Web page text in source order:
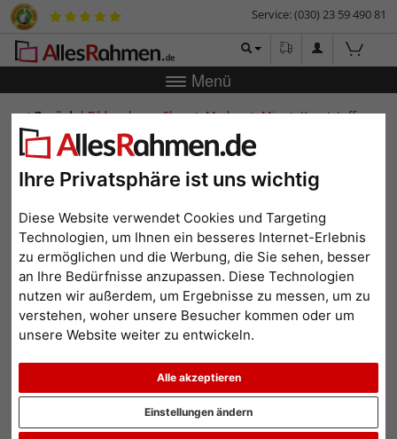
Ihre Privatsphäre ist uns wichtig
Diese Website verwendet Cookies und Targeting
Technologien, um Ihnen ein besseres Internet-Erlebnis
zu ermöglichen und die Werbung, die Sie sehen, besser
an Ihre Bedürfnisse anzupassen. Diese Technologien
nutzen wir außerdem, um Ergebnisse zu messen, um zu
verstehen, woher unsere Besucher kommen oder um
unsere Website weiter zu entwickeln.
Alle akzeptieren
Einstellungen ändern
Service: (030) 23 59 490 81
Menü
Zurück|Bilderrahmen-Shop Marken Mira
Kunststoff-
Bilderrahmen Essential
Kunststoff-Bilderrahmen
Essential
Zurück